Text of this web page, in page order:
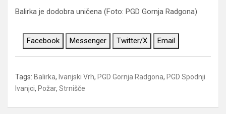
Balirka je dodobra uničena (Foto: PGD Gornja Radgona)
Facebook Messenger Twitter/X Email
Tags: Balirka, Ivanjski Vrh, PGD Gornja Radgona, PGD Spodnji
Ivanjci, Požar, Strnišče